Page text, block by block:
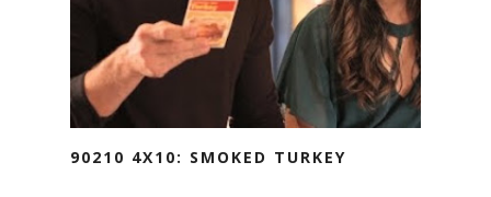
90210 4X10: SMOKED TURKEY